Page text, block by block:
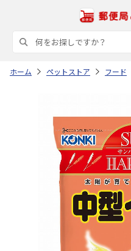
ホーム ペットストア フード